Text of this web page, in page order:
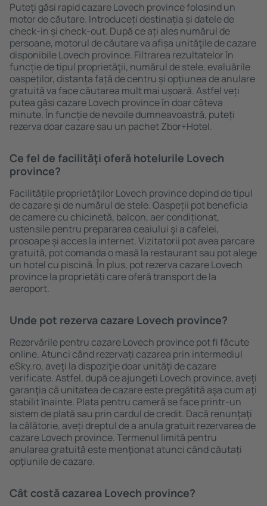
Puteți găsi rapid cazare Lovech province folosind un
motor de căutare. Introduceți destinația și datele de
check-in și check-out. După ce ați ales numărul de
persoane, motorul de căutare va afișa unităţile de cazare
disponibile Lovech province. Filtrarea rezultatelor în
funcție de tipul proprietăţii, numărul de stele, evaluările
oaspeților, distanța față de centru și opțiunea de anulare
gratuită va face căutarea mult mai ușoară. Astfel veți
putea găsi cazare Lovech province în doar câteva
minute. În funcție de nevoile dumneavoastră, puteți
rezerva doar cazare sau un pachet Zbor+Hotel.
Ce fel de facilităţi oferă hotelurile Lovech
province?
Facilitățile proprietăţilor Lovech province depind de tipul
de cazare și de numărul de stele. Oaspeții pot beneficia
de camere cu chicinetă, balcon, aer condiționat,
ustensile pentru prepararea ceaiului şi a cafelei,
prosoape și acces la internet. Vizitatorii pot avea parcare
gratuită, pot comanda o masă la restaurant sau pot alege
un hotel cu piscină. În plus, pot rezerva cazare Lovech
province la proprietăți care oferă transport de la
aeroport.
Unde pot rezerva cazare Lovech province?
Rezervările pentru cazare Lovech province pot fi făcute
online. Atunci când rezervați cazarea prin intermediul
eSky.ro, aveţi la dispoziţie doar unităţi de cazare
verificate. Astfel, după ce ajungeți Lovech province, aveţi
garanţia că unitatea de cazare este pregătită aşa cum aţi
stabilit ȋnainte. Plata pentru cameră se face printr-un
sistem de plată sau prin cardul de credit. Dacă renunţaţi
la călătorie, aveți dreptul de a anula gratuit rezervarea de
cazare Lovech province. Termenul limită pentru
anularea gratuită este menţionat atunci când căutați
opţiunile de cazare.
Cât costă cazarea Lovech province?